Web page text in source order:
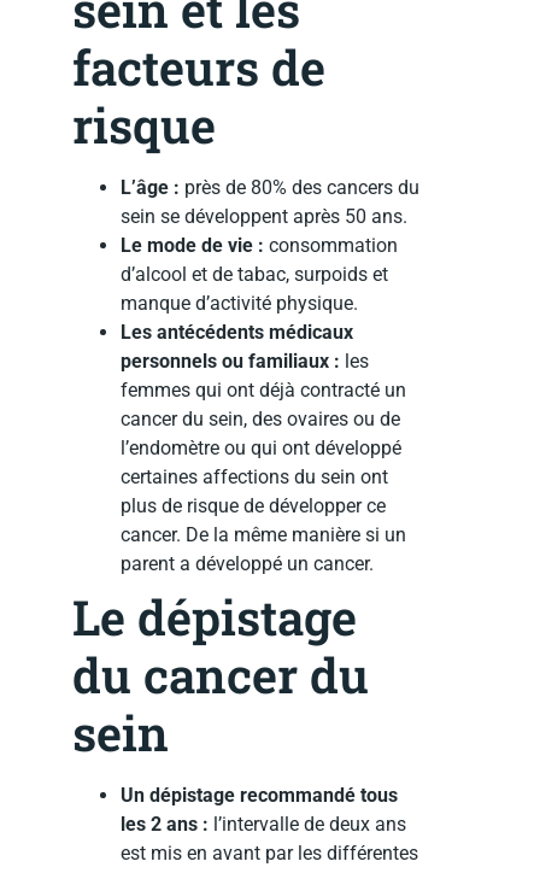
facteurs de
risque
L’âge : près de 80% des cancers du
sein se développent après 50 ans.
Le mode de vie : consommation
d’alcool et de tabac, surpoids et
manque d’activité physique.
Les antécédents médicaux
personnels ou familiaux : les
femmes qui ont déjà contracté un
cancer du sein, des ovaires ou de
l’endomètre ou qui ont développé
certaines affections du sein ont
plus de risque de développer ce
cancer. De la même manière si un
parent a développé un cancer.
Le dépistage
du cancer du
sein
Un dépistage recommandé tous
les 2 ans : l’intervalle de deux ans
est mis en avant par les différentes